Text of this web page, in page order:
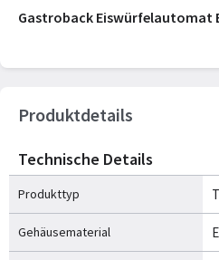
Gastroback Eiswürfelautomat
Produktdetails
Technische Details
Produkttyp
Gehäusematerial